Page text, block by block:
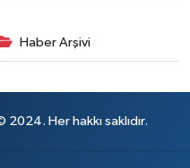
Haber Arşivi
Her hakkı saklıdır.